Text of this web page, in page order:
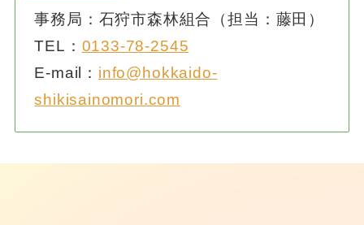
事務局：石狩市森林組合（担当：藤田）
TEL： 0133-78-2545
E-mail： info@hokkaido-
shikisainomori.com